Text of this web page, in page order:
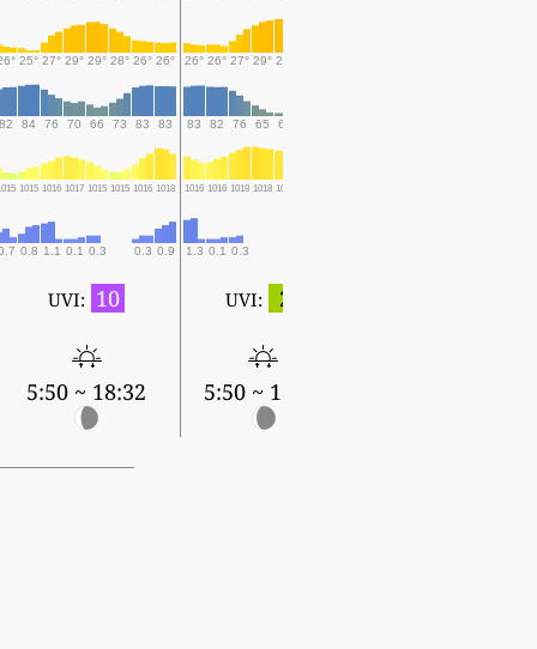
25° 27° 29° 29° 28° 26° 26° 26° 26° 27° 29° 29°
82 84 76 70 66 73 83 83 83 82 76 65 61
1015 1016 1017 1015 1015 1016 1018 1016 1016 1018 1018 1017
0.8 1.1 0.1 0.3 0.3 0.9 1.3 0.1 0.3
UVI: 10
5:50 ~ 18:32
UVI: 2
5:50 ~ 18:31